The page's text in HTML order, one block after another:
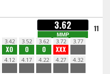
3.62
MMP
11
3.42
XO
3.52
O
3.62
O
3.72
XXX
3.77
4.12 4.17 4.22 4.27 4.32